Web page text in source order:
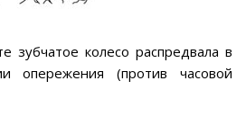
зубчатое колесо распредвала в
опережения (против часовой